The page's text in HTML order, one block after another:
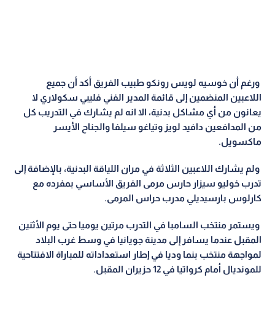
ورغم أن خوسيه لويس رونكو طبيب الفريق أكد أن جميع
اللاعبين المنضمين إلى قائمة المدير الفني فليبي سكولاري لا
يعانون من أي مشاكل بدنية، الا انه لم يشارك في التدريب كل
من المدافعين دافيد لويز وتياغو سيلفا والجناح الأيسر
ماكسويل.
ولم يشارك اللاعبين الثلاثة في مران اللياقة البدنية، بالإضافة إلى
تدرب خوليو سيزار حارس مرمى الفريق الأساسي بمفرده مع
كارلوس بارسيديلي مدرب حراس المرمى.
ويستمر منتخب السامبا في التدرب مرتين يوميا حتى يوم الأثنين
المقبل عندما يسافر إلى مدينة جويانيا في وسط غرب البلاد
لمواجهة منتخب بنما وديا في إطار استعداداته للمباراة الافتتاحية
للمونديال أمام كرواتيا في 12 حزيران المقبل
.